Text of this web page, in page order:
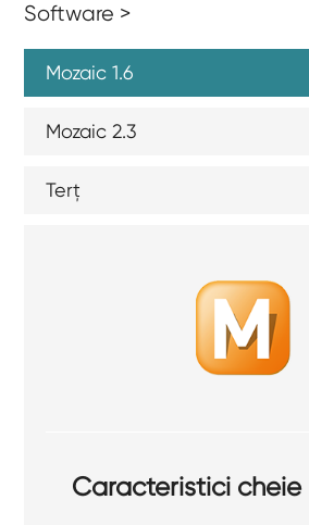
Software >
Mozaic 1.6
Mozaic 2.3
Terț
Caracteristici cheie